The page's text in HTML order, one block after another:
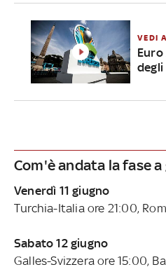
VEDI
Com'è andata la fase
Venerdì 11 giugno
Turchia-Italia ore 21:00,
Sabato 12 giugno
Galles-Svizzera ore 15:00,